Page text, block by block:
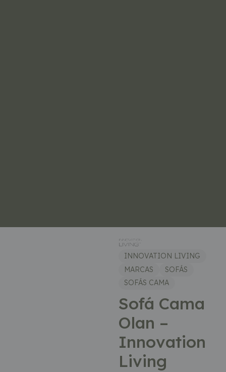
INNOVATION LIVING
MARCAS
SOFÁS
SOFÁS CAMA
Sofá Cama
Olan –
Innovation
Living